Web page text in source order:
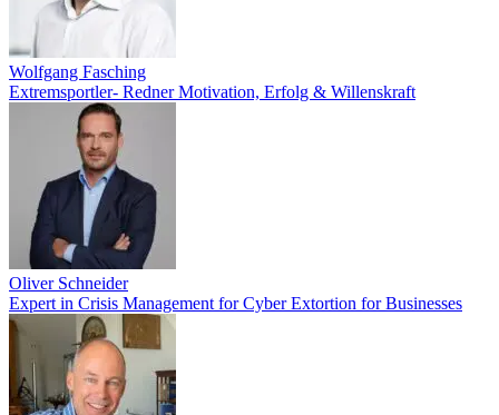
Wolfgang Fasching
Extremsportler- Redner Motivation, Erfolg & Willenskraft
Oliver Schneider
Expert in Crisis Management for Cyber Extortion for Businesses